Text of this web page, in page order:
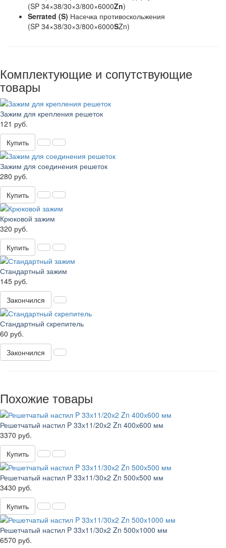
(SP 34×38/30×3/800×6000Zn)
Serrated (S) Насечка противоскольжения
(SP 34×38/30×3/800×6000SZn)
Комплектующие и сопутствующие
товары
Зажим для крепления решеток
121 руб.
Купить
Зажим для соединения решеток
280 руб.
Купить
Крюковой зажим
320 руб.
Купить
Стандартный зажим
145 руб.
Закончился
Стандартный скрепитель
60 руб.
Закончился
Похожие товары
Решетчатый настил P 33х11/20х2 Zn 400х600 мм
3370 руб.
Купить
Решетчатый настил P 33х11/30х2 Zn 500х500 мм
3430 руб.
Купить
Решетчатый настил P 33х11/30х2 Zn 500х1000 мм
6570 руб.